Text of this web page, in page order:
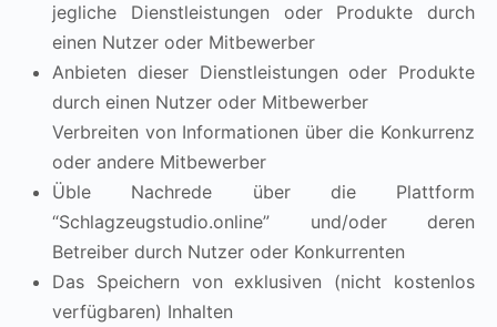
jegliche Dienstleistungen oder Produkte durch
einen Nutzer oder Mitbewerber
Anbieten dieser Dienstleistungen oder Produkte
durch einen Nutzer oder Mitbewerber
Verbreiten von Informationen über die Konkurrenz
oder andere Mitbewerber
Üble Nachrede über die Plattform
“Schlagzeugstudio.online” und/oder deren
Betreiber durch Nutzer oder Konkurrenten
Das Speichern von exklusiven (nicht kostenlos
verfügbaren) Inhalten